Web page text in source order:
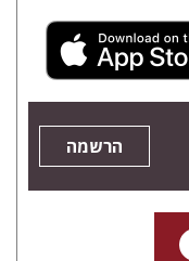
הרשמה